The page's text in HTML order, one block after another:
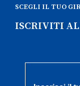
SCEGLI IL TUO
ISCRIVITI